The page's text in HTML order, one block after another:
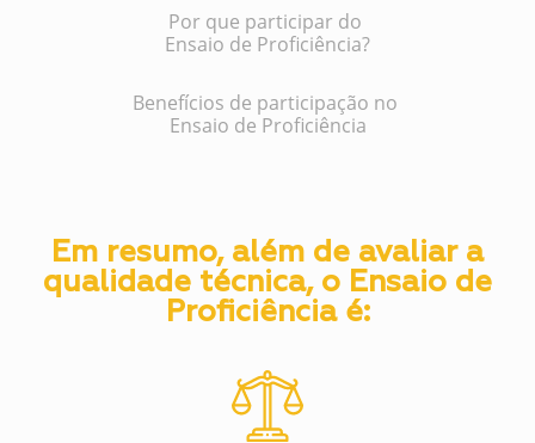
Por que participar do
Ensaio de Proficiência?
Benefícios de participação no
Ensaio de Proficiência
Em resumo, além de avaliar a
qualidade técnica, o Ensaio de
Proficiência é: